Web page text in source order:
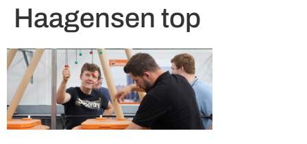
Haagensen top